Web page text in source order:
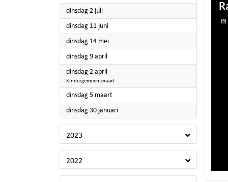
dinsdag 2 juli2024
dinsdag 11 juni2024
dinsdag 14 mei2024
dinsdag 9 april
dinsdag 2 april
Kindergemeenteraad
dinsdag 5 maart2024
dinsdag 30 januari2024
2023
2022